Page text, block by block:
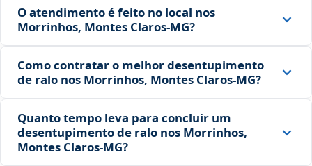
O atendimento é feito no local nos
Morrinhos, Montes Claros‑MG?
Como contratar o melhor desentupimento
de ralo nos Morrinhos, Montes Claros‑MG?
Quanto tempo leva para concluir um
desentupimento de ralo nos Morrinhos,
Montes Claros‑MG?